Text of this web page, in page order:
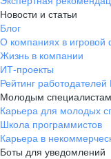
Новости и статьи
Блог
О компаниях в
Жизнь в компании
ИТ-проекты
Рейтинг работодателей
Молодым специалистам
Карьера для молодых
Школа программистов
Карьера в
Боты для уведомлений